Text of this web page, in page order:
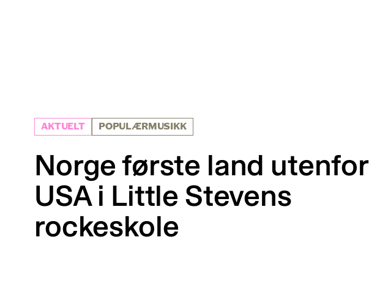
AKTUELT POPULÆRMUSIKK
Norge første land utenfor
USA i Little Stevens
rockeskole